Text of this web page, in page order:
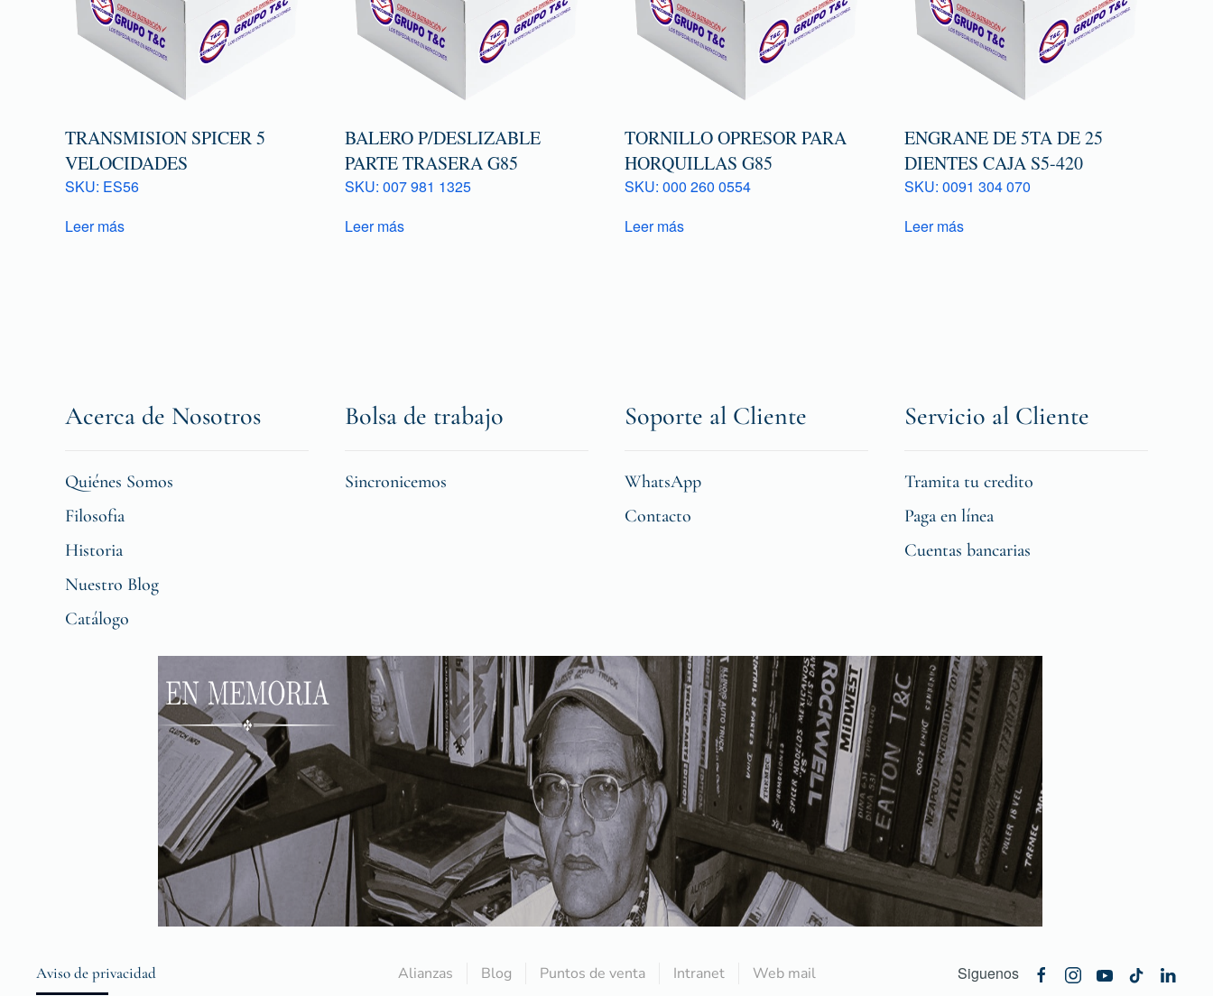
TRANSMISION SPICER 5
VELOCIDADES
SKU: ES56
Leer más
BALERO P/DESLIZABLE
PARTE TRASERA G85
SKU: 007 981 1325
Leer más
TORNILLO OPRESOR PARA
HORQUILLAS G85
SKU: 000 260 0554
Leer más
ENGRANE DE 5TA DE 25
DIENTES CAJA S5-420
SKU: 0091 304 070
Leer más
Acerca de Nosotros
Quiénes Somos
Filosofia
Historia
Nuestro Blog
Catálogo
Bolsa de trabajo
Sincronicemos
Soporte al Cliente
WhatsApp
Contacto
Servicio al Cliente
Tramita tu credito
Paga en línea
Cuentas bancarias
Aviso de privacidad Alianzas Blog Puntos de venta Intranet Web mail Siguenos